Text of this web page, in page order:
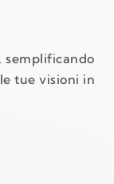
tue visioni in